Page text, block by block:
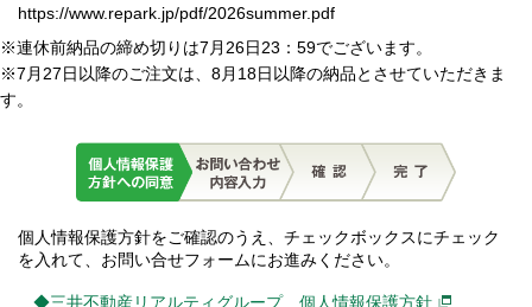
https://www.repark.jp/pdf/2026summer.pdf
※連休前納品の締め切りは7月26日23：59でございます。
※7月27日以降のご注文は、8月18日以降の納品とさせていただきま
す。
個人情報保護方針をご確認のうえ、チェックボックスにチェック
を入れて、お問い合せフォームにお進みください。
◆三井不動産リアルティグループ 個人情報保護方針